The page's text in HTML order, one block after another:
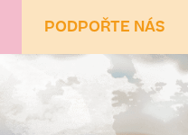
PODPOŘTE NÁS